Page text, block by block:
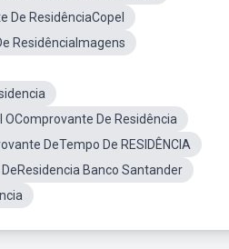
De ResidênciaCopel
ResidênciaImagens
OComprovante De Residência
DeTempo De RESIDÊNCIA
Banco Santander